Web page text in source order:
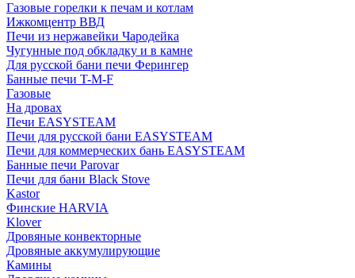
Газовые горелки к печам и котлам
Ижкомцентр ВВД
Печи из нержавейки Чародейка
Чугунные под обкладку и в камне
Для русской бани печи Ферингер
Банные печи T-M-F
Газовые
На дровах
Печи EASYSTEAM
Печи для русской бани EASYSTEAM
Печи для коммерческих бань EASYSTEAM
Банные печи Parovar
Печи для бани Black Stove
Kastor
Финские HARVIA
Klover
Дровяные конвекторные
Дровяные аккумулирующие
Камины